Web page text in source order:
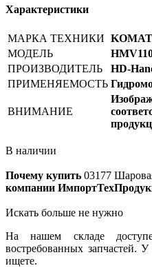
Характеристики
МАРКА ТЕХНИКИ
МОДЕЛЬ
ПРОИЗВОДИТЕЛЬ
HD-
ПРИМЕНЯЕМОСТЬ
ВНИМАНИЕ
В наличии
Почему купить 03177
компании
Искать больше не нужно
На нашем складе
востребованных запчастей.
ищете.